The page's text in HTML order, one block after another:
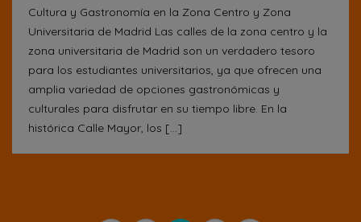
Cultura y Gastronomía en la Zona Centro y Zona
Universitaria de Madrid Las calles de la zona centro y la
zona universitaria de Madrid son un verdadero tesoro
para los estudiantes universitarios, ya que ofrecen una
amplia variedad de opciones gastronómicas y
culturales para disfrutar en su tiempo libre. En la
histórica Calle Mayor, los […]